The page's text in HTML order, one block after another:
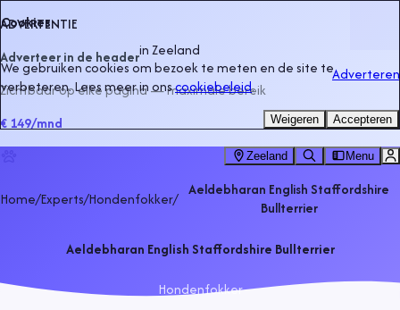
ADVERTENTIE
Adverteer in de headerinZeeland
Zichtbaar op elke pagina — maximale bereik
€ 149/mnd
Adverteren
Zeeland Menu
Home/Experts/Hondenfokker/ Aeldebharan English Staffordshire
Bullterrier
Aeldebharan English Staffordshire Bullterrier
Hondenfokker
Cookies
We gebruiken cookies om bezoek te meten en de site te
verbeteren. Lees meer in onscookiebeleid.
Weigeren Accepteren